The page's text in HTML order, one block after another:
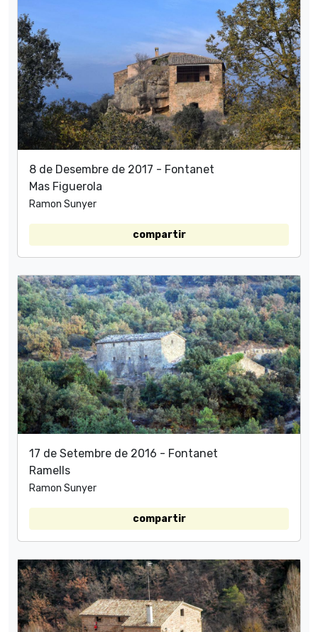
8 de Desembre de 2017 - Fontanet
Mas Figuerola
Ramon Sunyer
compartir
17 de Setembre de 2016 - Fontanet
Ramells
Ramon Sunyer
compartir